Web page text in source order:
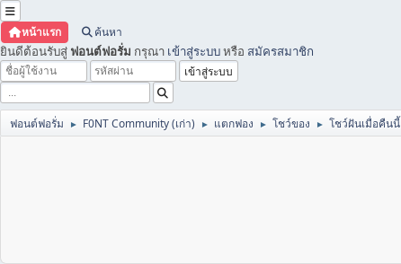
หน้าแรก ค้นหา
ยินดีต้อนรับสู่ ฟอนต์ฟอรั่ม กรุณา เข้าสู่ระบบหรือ สมัครสมาชิก
ฟอนต์ฟอรั่ม ► F0NT Community (เก่า) ► แตกฟอง ► โชว์ของ ► โชว์ฝันเมื่อคืนนี้